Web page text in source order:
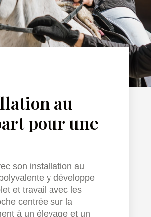
au
pour une
son installation au
y développe
et travail avec les
centrée sur la
à un élevage et un